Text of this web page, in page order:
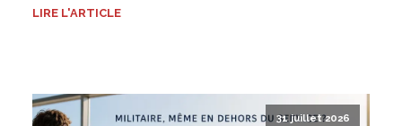
LIRE L'ARTICLE
31 juillet 2026